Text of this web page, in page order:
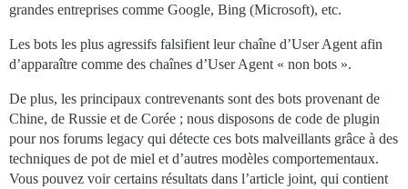
grandes entreprises comme Google, Bing (Microsoft), etc.
Les bots les plus agressifs falsifient leur chaîne d’User Agent afin
d’apparaître comme des chaînes d’User Agent « non bots ».
De plus, les principaux contrevenants sont des bots provenant de
Chine, de Russie et de Corée ; nous disposons de code de plugin
pour nos forums legacy qui détecte ces bots malveillants grâce à des
techniques de pot de miel et d’autres modèles comportementaux.
Vous pouvez voir certains résultats dans l’article joint, qui contient